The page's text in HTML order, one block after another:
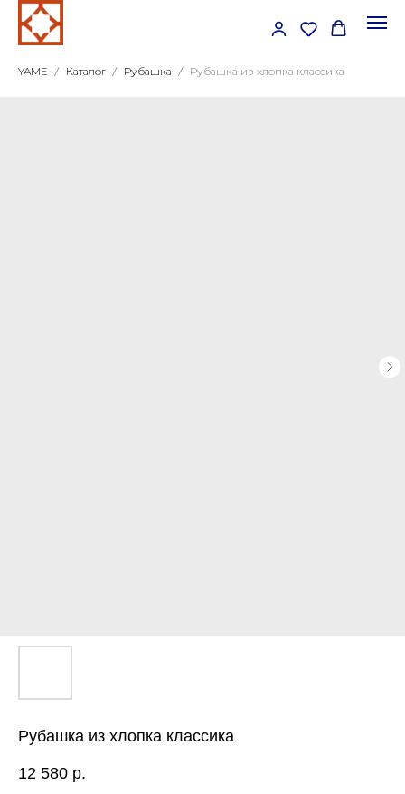
YAME Каталог Рубашка Рубашка из хлопка классика
Рубашка из хлопка классика
12 580 р.